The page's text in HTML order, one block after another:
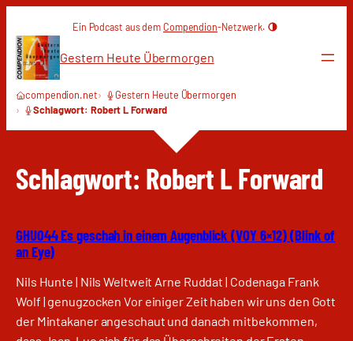
Inhalt
springen
Ein Podcast aus dem Compendion-Netzwerk.
Gestern Heute Übermorgen
compendion.net
Gestern Heute Übermorgen
Schlagwort: Robert L Forward
Schlagwort: Robert L Forward
GHU044 Es geschah in einem Augenblick (VOY 6×12) (Blink of
an Eye)
Nils Hunte | Nils Weltweit Arne Ruddat | Codenaga Frank
Wolf | genugzocken Vor einiger Zeit haben wir uns den Gott
der Mintakaner angeschaut und danach mitbekommen,